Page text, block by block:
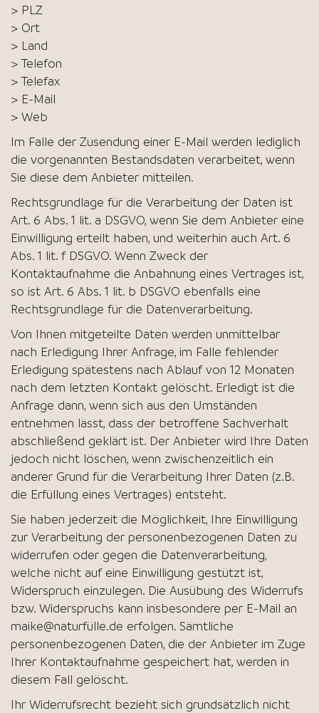
> PLZ
> Ort
> Land
> Telefon
> Telefax
> E-Mail
> Web
Im Falle der Zusendung einer E-Mail werden lediglich
die vorgenannten Bestandsdaten verarbeitet, wenn
Sie diese dem Anbieter mitteilen.
Rechtsgrundlage für die Verarbeitung der Daten ist
Art. 6 Abs. 1 lit. a DSGVO, wenn Sie dem Anbieter eine
Einwilligung erteilt haben, und weiterhin auch Art. 6
Abs. 1 lit. f DSGVO. Wenn Zweck der
Kontaktaufnahme die Anbahnung eines Vertrages ist,
so ist Art. 6 Abs. 1 lit. b DSGVO ebenfalls eine
Rechtsgrundlage für die Datenverarbeitung.
Von Ihnen mitgeteilte Daten werden unmittelbar
nach Erledigung Ihrer Anfrage, im Falle fehlender
Erledigung spätestens nach Ablauf von 12 Monaten
nach dem letzten Kontakt gelöscht. Erledigt ist die
Anfrage dann, wenn sich aus den Umständen
entnehmen lässt, dass der betroffene Sachverhalt
abschließend geklärt ist. Der Anbieter wird Ihre Daten
jedoch nicht löschen, wenn zwischenzeitlich ein
anderer Grund für die Verarbeitung Ihrer Daten (z.B.
die Erfüllung eines Vertrages) entsteht.
Sie haben jederzeit die Möglichkeit, Ihre Einwilligung
zur Verarbeitung der personenbezogenen Daten zu
widerrufen oder gegen die Datenverarbeitung,
welche nicht auf eine Einwilligung gestützt ist,
Widerspruch einzulegen. Die Ausübung des Widerrufs
bzw. Widerspruchs kann insbesondere per E-Mail an
maike@naturfülle.de erfolgen. Sämtliche
personenbezogenen Daten, die der Anbieter im Zuge
Ihrer Kontaktaufnahme gespeichert hat, werden in
diesem Fall gelöscht.
Ihr Widerrufsrecht bezieht sich grundsätzlich nicht